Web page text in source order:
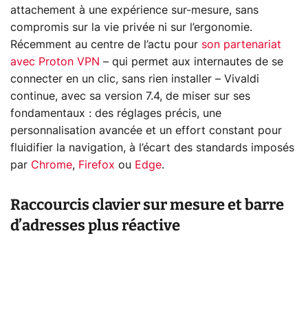
attachement à une expérience sur-mesure, sans
compromis sur la vie privée ni sur l’ergonomie.
Récemment au centre de l’actu pour son partenariat
avec Proton VPN – qui permet aux internautes de se
connecter en un clic, sans rien installer – Vivaldi
continue, avec sa version 7.4, de miser sur ses
fondamentaux : des réglages précis, une
personnalisation avancée et un effort constant pour
fluidifier la navigation, à l’écart des standards imposés
par Chrome, Firefox ou Edge.
Raccourcis clavier sur mesure et barre
d’adresses plus réactive